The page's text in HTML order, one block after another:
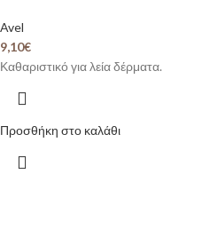
Avel
9,10€
Καθαριστικό για λεία δέρματα.
Προσθήκη στο καλάθι